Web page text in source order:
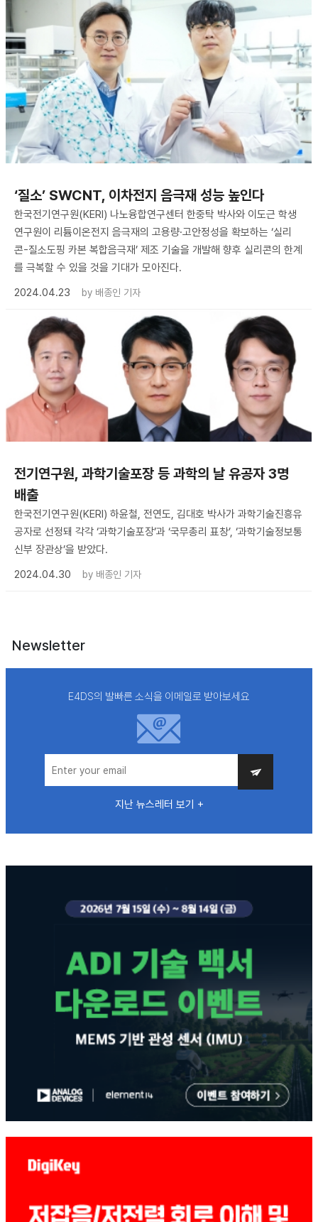
‘질소’ SWCNT, 이차전지 음극재 성능 높인다
한국전기연구원(KERI) 나노융합연구센터 한중탁 박사와 이도근 학생
연구원이 리튬이온전지 음극재의 고용량·고안정성을 확보하는 ‘실리
콘-질소도핑 카본 복합음극재’ 제조 기술을 개발해 향후 실리콘의 한계
를 극복할 수 있을 것을 기대가 모아진다.
2024.04.23
by 배종인 기자
전기연구원, 과학기술포장 등 과학의 날 유공자 3명
배출
한국전기연구원(KERI) 하윤철, 전연도, 김대호 박사가 과학기술진흥유
공자로 선정돼 각각 ‘과학기술포장’과 ‘국무총리 표창’, ‘과학기술정보통
신부 장관상’을 받았다.
2024.04.30
by 배종인 기자
Newsletter
E4DS의 발빠른 소식을 이메일로 받아보세요
지난 뉴스레터 보기 +